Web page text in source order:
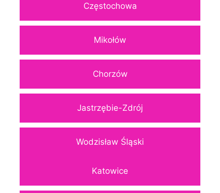
Częstochowa
Mikołów
Chorzów
Jastrzębie-Zdrój
Wodzisław Śląski
Katowice